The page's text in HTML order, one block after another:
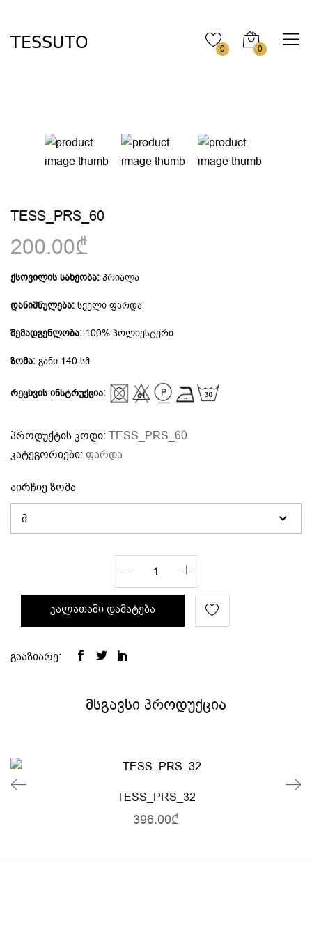
0 0
TESS_PRS_60
200.00₾
ქსოვილის სახეობა: პრიალა
დანიშნულება: სქელი ფარდა
შემადგენლობა: 100% პოლიესტერი
ზომა: განი 140 სმ
რეცხვის ინსტრუქცია:
პროდუქტის კოდი: TESS_PRS_60
კატეგორიები: ფარდა
აირჩიე ზომა
კალათაში დამატება
გააზიარე:
მსგავსი პროდუქცია
TESS_PRS_32
396.00₾